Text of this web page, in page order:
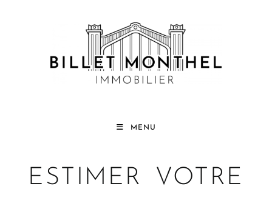
MENU
ESTIMER VOTRE